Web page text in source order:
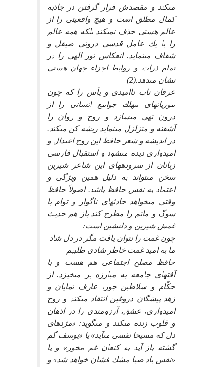
مى‏كند و مقصدش قرار گرفتن در جاذبه
كمال مطلق است و هيچ واقعيتى را از
عالم هستى حذف نمى‏كند بلكه همه عالم
را با يك عامل قدسى درونى صيقل و
شفاف مى‏نمايد. انعكاس نور الهى را در
تمام ذرات و روابط اجزاء جهان هستى
نشان مى‏دهد.(2)
عرفان ناب نااميدى و يأس را كه چون
موريانه‏اى مهلك جوامع انسانى را از
درون تهى مى‏سازد و روح و روان را
آشفته و متزلزل مى‏نمايد ريشه كن مى‏كند.
در انديشه و شعر حافظ اين روح اعتدال و
اميدوارى ديده مى‏شود و استقبال فارسى
زبانان از سروده‏هاى اين شاعر شيرين
سخن مى‏تواند به دليل همين ويژگى و
اعتماد به نفس حافظ باشد. اصولاً حافظ
وقتى مى‏خواهد حادثه‏اى ناگوار و توام با
سوگ و ماتم را مطرح كند باز هم حديث
غمش شيرين و دلنشين است:
چون غمت را نتوان يافت مگر در دل شاد
ما به اميد غمت خاطر شادى طلبيم‏
حافظ مصلح اجتماعى هم هست و با
آفت‏هاى جامعه به مبارزه بر مى‏خيزد. از
حكّام و سلاطين جور، عارف نمايان و
زهد پيشگان دروغين انتقاد مى‏كند و روح
اميدوارى، عشق، آرزومندى را در اذهان
و قلوب زنده مى‏كند و مى‏گويد: «مژده‏اى
دل كه مسيحا نفسى مى‏آيد» يا «يوسف گم
گشته باز آيد به كنعان غم مخور» و يا
«نفس باد صبا مشك فشان خواهد شد» و